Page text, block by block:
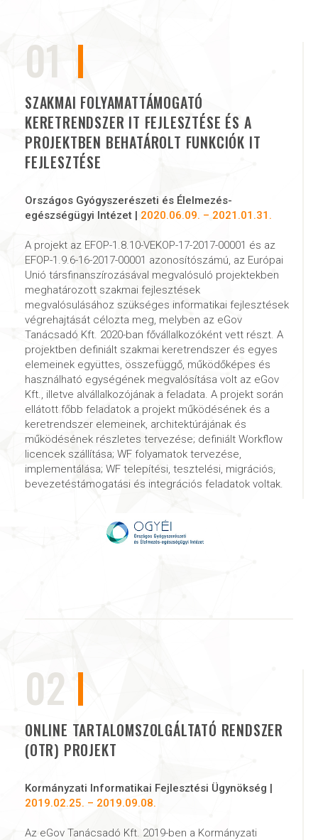
01
SZAKMAI FOLYAMATTÁMOGATÓ
KERETRENDSZER IT FEJLESZTÉSE ÉS A
PROJEKTBEN BEHATÁROLT FUNKCIÓK IT
FEJLESZTÉSE
Országos Gyógyszerészeti és Élelmezés-
egészségügyi Intézet | 2020.06.09. – 2021.01.31.
A projekt az EFOP-1.8.10-VEKOP-17-2017-00001 és az
EFOP-1.9.6-16-2017-00001 azonosítószámú, az Európai
Unió társfinanszírozásával megvalósuló projektekben
meghatározott szakmai fejlesztések
megvalósulásához szükséges informatikai fejlesztések
végrehajtását célozta meg, melyben az eGov
Tanácsadó Kft. 2020-ban fővállalkozóként vett részt. A
projektben definiált szakmai keretrendszer és egyes
elemeinek együttes, összefüggő, működőképes és
használható egységének megvalósítása volt az eGov
Kft., illetve alvállalkozójának a feladata. A projekt során
ellátott főbb feladatok a projekt működésének és a
keretrendszer elemeinek, architektúrájának és
működésének részletes tervezése; definiált Workflow
licencek szállítása; WF folyamatok tervezése,
implementálása; WF telepítési, tesztelési, migrációs,
bevezetéstámogatási és integrációs feladatok voltak.
02
ONLINE TARTALOMSZOLGÁLTATÓ RENDSZER
(OTR) PROJEKT
Kormányzati Informatikai Fejlesztési Ügynökség |
2019.02.25. – 2019.09.08.
Az eGov Tanácsadó Kft. 2019-ben a Kormányzati